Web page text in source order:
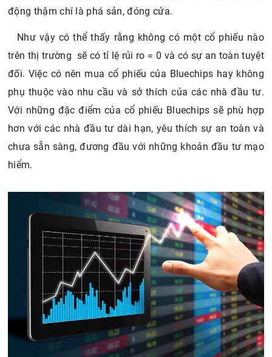
động thậm chí là phá sản, đóng cửa.
Như vậy có thể thấy rằng không có một cổ phiếu nào
trên thị trường sẽ có tỉ lệ rủi ro = 0 và có sự an toàn tuyệt
đối. Việc có nên mua cổ phiếu của Bluechips hay không
phụ thuộc vào nhu cầu và sở thích của các nhà đầu tư.
Với những đặc điểm của cổ phiếu Bluechips sẽ phù hợp
hơn với các nhà đầu tư dài hạn, yêu thích sự an toàn và
chưa sẵn sàng, đương đầu với những khoản đầu tư mạo
hiểm.